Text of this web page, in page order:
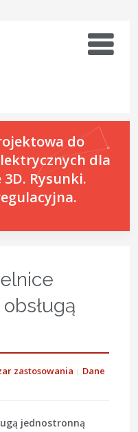
do
dla
Rysunki.
zastosowania
Dane
jednostronną